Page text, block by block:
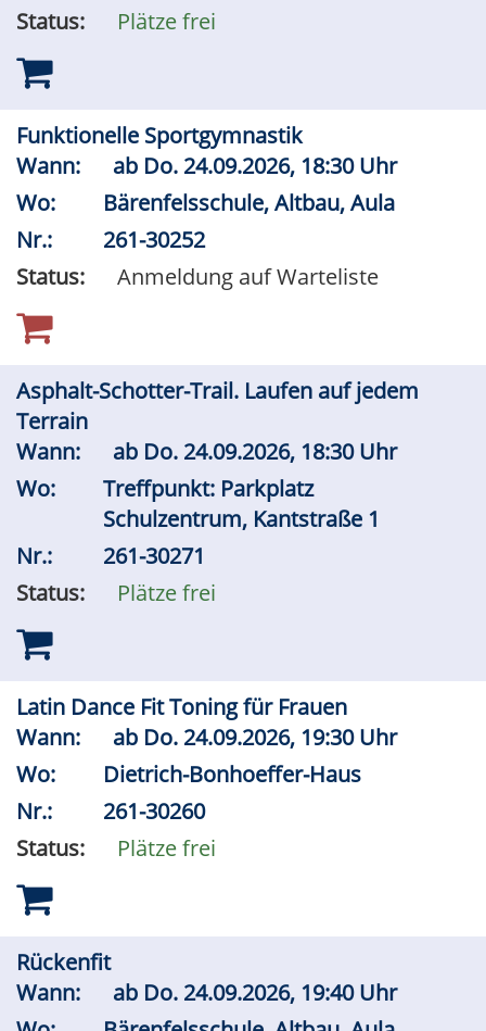
Status:
Plätze frei
Funktionelle Sportgymnastik
Wann:
ab Do. 24.09.2026, 18:30 Uhr
Wo:
Bärenfelsschule, Altbau, Aula
Nr.:
261-30252
Status:
Anmeldung auf Warteliste
Asphalt-Schotter-Trail. Laufen auf jedem
Terrain
Wann:
ab Do. 24.09.2026, 18:30 Uhr
Wo:
Treffpunkt: Parkplatz
Schulzentrum, Kantstraße 1
Nr.:
261-30271
Status:
Plätze frei
Latin Dance Fit Toning für Frauen
Wann:
ab Do. 24.09.2026, 19:30 Uhr
Wo:
Dietrich-Bonhoeffer-Haus
Nr.:
261-30260
Status:
Plätze frei
Rückenfit
Wann:
ab Do. 24.09.2026, 19:40 Uhr